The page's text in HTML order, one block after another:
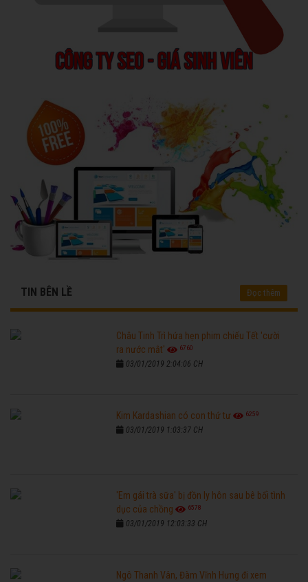
TIN BÊN LỀ Đọc thêm
Châu Tinh Trì hứa hẹn phim chiếu Tết 'cười
ra nước mắt'
6760
03/01/2019 2:04:06 CH
Kim Kardashian có con thứ tư 6259
03/01/2019 1:03:37 CH
'Em gái trà sữa' bị đồn ly hôn sau bê bối tình
dục của chồng
6578
03/01/2019 12:03:33 CH
Ngô Thanh Vân, Đàm Vĩnh Hưng đi xem